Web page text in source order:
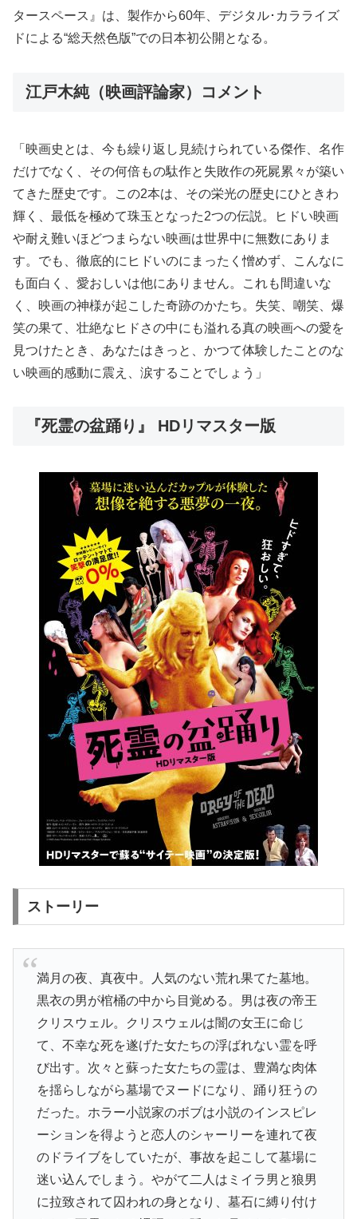
タースペース』は、製作から60年、デジタル･カラライズ
ドによる“総天然色版”での日本初公開となる。
江戸木純（映画評論家）コメント
「映画史とは、今も繰り返し見続けられている傑作、名作
だけでなく、その何倍もの駄作と失敗作の死屍累々が築い
てきた歴史です。この2本は、その栄光の歴史にひときわ
輝く、最低を極めて珠玉となった2つの伝説。ヒドい映画
や耐え難いほどつまらない映画は世界中に無数にありま
す。でも、徹底的にヒドいのにまったく憎めず、こんなに
も面白く、愛おしいは他にありません。これも間違いな
く、映画の神様が起こした奇跡のかたち。失笑、嘲笑、爆
笑の果て、壮絶なヒドさの中にも溢れる真の映画への愛を
見つけたとき、あなたはきっと、かつて体験したことのな
い映画的感動に震え、涙することでしょう」
『死霊の盆踊り』 HDリマスター版
ストーリー
満月の夜、真夜中。人気のない荒れ果てた墓地。
黒衣の男が棺桶の中から目覚める。男は夜の帝王
クリスウェル。クリスウェルは闇の女王に命じ
て、不幸な死を遂げた女たちの浮ばれない霊を呼
び出す。次々と蘇った女たちの霊は、豊満な肉体
を揺らしながら墓場でヌードになり、踊り狂うの
だった。ホラー小説家のボブは小説のインスピレ
ーションを得ようと恋人のシャーリーを連れて夜
のドライブをしていたが、事故を起こして墓場に
迷い込んでしまう。やがて二人はミイラ男と狼男
に拉致されて囚われの身となり、墓石に縛り付け